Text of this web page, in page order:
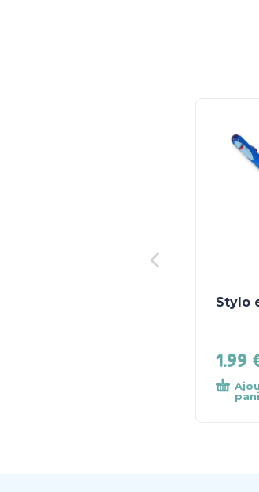
Stylo
1.99